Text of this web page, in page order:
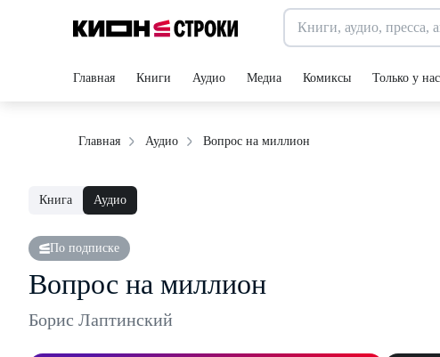
Главная Книги Аудио Медиа Комиксы Только у нас
Главная Аудио Вопрос на миллион
Книга Аудио
По подписке
Вопрос на миллион
Борис Лаптинский